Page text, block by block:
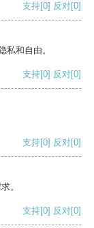
支持[0] 反对[0]
私和自由。
支持[0] 反对[0]
支持[0] 反对[0]
。
支持[0] 反对[0]